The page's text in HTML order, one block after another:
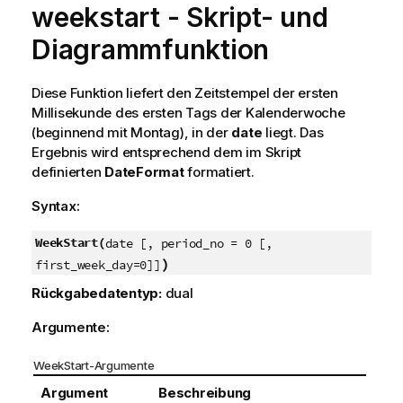
weekstart - Skript- und
Diagrammfunktion
Diese Funktion liefert den Zeitstempel der ersten
Millisekunde des ersten Tags der Kalenderwoche
(beginnend mit Montag), in der date liegt. Das
Ergebnis wird entsprechend dem im Skript
definierten DateFormatformatiert.
Syntax:
WeekStart(date [, period_no = 0 [,
first_week_day=0]] )
Rückgabedatentyp:dual
Argumente:
WeekStart-Argumente
Argument Beschreibung